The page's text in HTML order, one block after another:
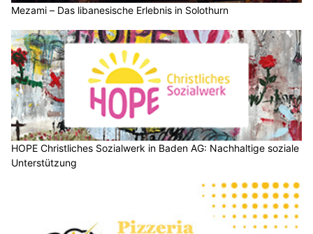
Mezami – Das libanesische Erlebnis in Solothurn
HOPE Christliches Sozialwerk in Baden AG: Nachhaltige soziale
Unterstützung